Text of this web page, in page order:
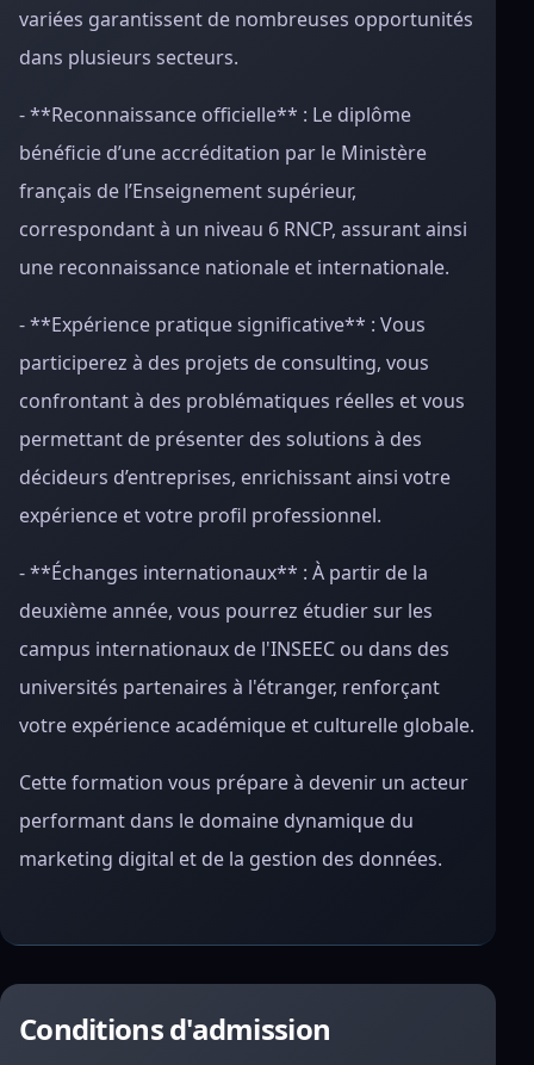
variées garantissent de nombreuses opportunités
dans plusieurs secteurs.
- **Reconnaissance officielle** : Le diplôme
bénéficie d’une accréditation par le Ministère
français de l’Enseignement supérieur,
correspondant à un niveau 6 RNCP, assurant ainsi
une reconnaissance nationale et internationale.
- **Expérience pratique significative** : Vous
participerez à des projets de consulting, vous
confrontant à des problématiques réelles et vous
permettant de présenter des solutions à des
décideurs d’entreprises, enrichissant ainsi votre
expérience et votre profil professionnel.
- **Échanges internationaux** : À partir de la
deuxième année, vous pourrez étudier sur les
campus internationaux de l'INSEEC ou dans des
universités partenaires à l'étranger, renforçant
votre expérience académique et culturelle globale.
Cette formation vous prépare à devenir un acteur
performant dans le domaine dynamique du
marketing digital et de la gestion des données.
Conditions d'admission